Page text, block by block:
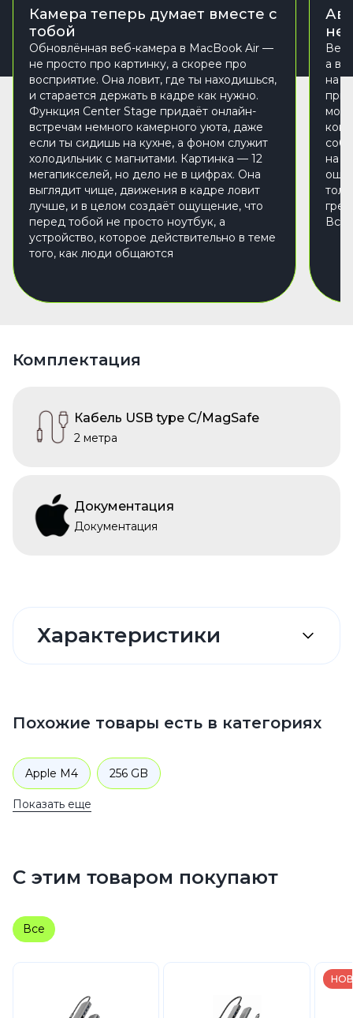
Камера теперь думает вместе с
тобой
Обновлённая веб-камера в MacBook Air —
не просто про картинку, а скорее про
восприятие. Она ловит, где ты находишься,
и старается держать в кадре как нужно.
Функция Center Stage придаёт онлайн-
встречам немного камерного уюта, даже
если ты сидишь на кухне, а фоном служит
холодильник с магнитами. Картинка — 12
мегапикселей, но дело не в цифрах. Она
выглядит чище, движения в кадре ловит
лучше, и в целом создаёт ощущение, что
перед тобой не просто ноутбук, а
устройство, которое действительно в теме
того, как люди общаются
а
на
на
Всё
Комплектация
Кабель USB type C/MagSafe
2 метра
Документация
Документация
Характеристики
Похожие товары есть в категориях
Apple M4 256 GB
Ноутбуки Apple MacBook
Показать еще
С этим товаром покупают
Все